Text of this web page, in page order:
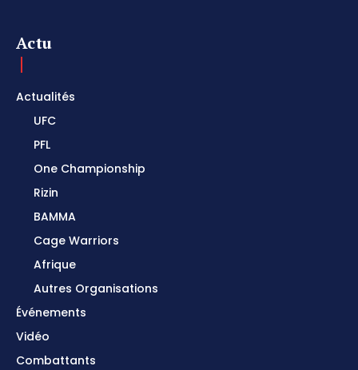
Actu
Actualités
UFC
PFL
One Championship
Rizin
BAMMA
Cage Warriors
Afrique
Autres Organisations
Événements
Vidéo
Combattants